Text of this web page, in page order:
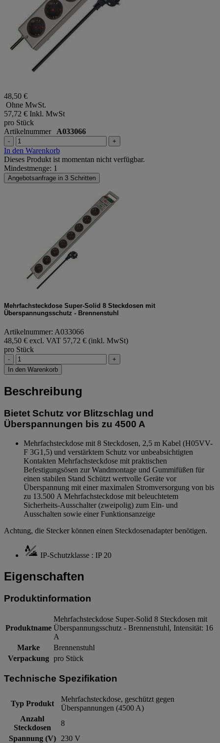
48,50 €
Ohne MwSt.
57,72 € Inkl. MwSt
pro Stück
Artikelnummer A033066
- +
In den Warenkorb
Dieses Produkt ist momentan nicht verfügbar.
Mindestmenge: 1
Angebotsanfrage in 3 Schritten
Mehrfachsteckdose Super-Solid 8 Steckdosen mit
Überspannungsschutz - Brennenstuhl
Artikelnummer: A033066
48,50 € excl. VAT 57,72 € (inkl. MwSt)
pro Stück
-
+
In den Warenkorb
Beschreibung
Bietet Schutz vor Blitzschlag und
Überspannungen bis zu 4500 A
Mehrfachsteckdose mit 8 Steckdosen, 2,5 m Kabel (H05VV-
F 3G1,5) und verstärktem Schutz vor unbeabsichtigten
Kontakten Mehrfachsteckdose mit praktischen
Befestigungsösen zur Wandmontage und Gummifüßen für
einen stabilen Stand Schützt wertvolle Geräte vor
Überspannung mit einer maximalen Stromversorgung von bis
zu 13.500 A Mehrfachsteckdose mit beleuchtetem
Sicherheits-Ausschalter (zweipolig) zum Ein- und
Ausschalten sowie einer Funktionsanzeige
Achtung, die Stecker können einen Steckdosenadapter benötigen.
IP-Schutzklasse : IP 20
Eigenschaften
Produktinformation
Produktname
Mehrfachsteckdose Super-Solid 8 Steckdosen mit
Überspannungsschutz - Brennenstuhl, Intensität: 16
A
Marke
Brennenstuhl
Verpackung pro Stück
Technische Spezifikation
Typ Produkt
Mehrfachsteckdose, geschützt gegen
Überspannungen (4500 A)
Anzahl
Steckdosen
8
Spannung (V)
230 V